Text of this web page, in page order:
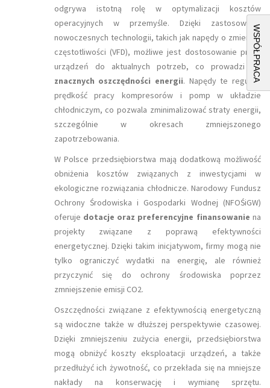
odgrywa istotną rolę w optymalizacji kosztów
operacyjnych w przemyśle. Dzięki zastosowaniu
nowoczesnych technologii, takich jak napędy o zmiennej
częstotliwości (VFD), możliwe jest dostosowanie pracy
urządzeń do aktualnych potrzeb, co prowadzi do
znacznych oszczędności energii. Napędy te regulują
prędkość pracy kompresorów i pomp w układzie
chłodniczym, co pozwala zminimalizować straty energii,
szczególnie w okresach zmniejszonego
zapotrzebowania.
W Polsce przedsiębiorstwa mają dodatkową możliwość
obniżenia kosztów związanych z inwestycjami w
ekologiczne rozwiązania chłodnicze. Narodowy Fundusz
Ochrony Środowiska i Gospodarki Wodnej (NFOŚiGW)
oferuje dotacje oraz preferencyjne finansowanie na
projekty związane z poprawą efektywności
energetycznej. Dzięki takim inicjatywom, firmy mogą nie
tylko ograniczyć wydatki na energię, ale również
przyczynić się do ochrony środowiska poprzez
zmniejszenie emisji CO2.
Oszczędności związane z efektywnością energetyczną
są widoczne także w dłuższej perspektywie czasowej.
Dzięki zmniejszeniu zużycia energii, przedsiębiorstwa
mogą obniżyć koszty eksploatacji urządzeń, a także
przedłużyć ich żywotność, co przekłada się na mniejsze
nakłady na konserwację i wymianę sprzętu.
WSPÓŁPRACA